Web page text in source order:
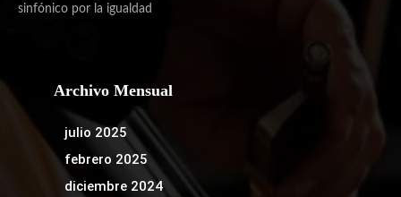
sinfónico por la igualdad
Archivo Mensual
julio 2025
febrero 2025
diciembre 2024